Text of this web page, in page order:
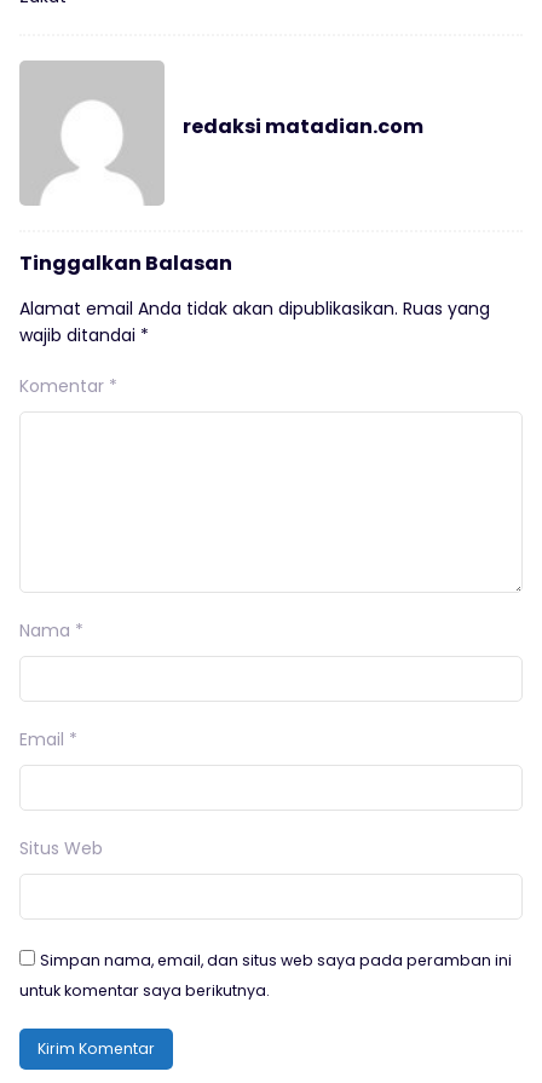
redaksi matadian.com
Tinggalkan Balasan
Alamat email Anda tidak akan dipublikasikan. Ruas yang
wajib ditandai *
Komentar *
Nama *
Email *
Situs Web
Simpan nama, email, dan situs web saya pada peramban ini
untuk komentar saya berikutnya.